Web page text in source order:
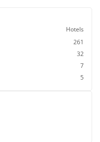
Hotels
261
32
7
5